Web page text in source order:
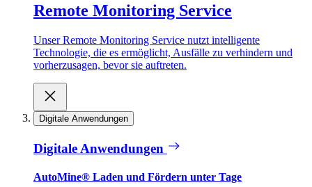
Remote Monitoring Service
Unser Remote Monitoring Service nutzt intelligente
Technologie, die es ermöglicht, Ausfälle zu verhindern und
vorherzusagen, bevor sie auftreten.
Digitale Anwendungen
Digitale Anwendungen
AutoMine® Laden und Fördern unter Tage